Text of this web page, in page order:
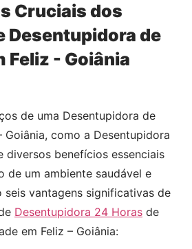
Cruciais dos
Desentupidora de
Feliz - Goiânia
de uma Desentupidora de
Goiânia, como a Desentupidora
diversos benefícios essenciais
de um ambiente saudável e
seis vantagens significativas de
Desentupidora 24 Horas de
em Feliz – Goiânia: